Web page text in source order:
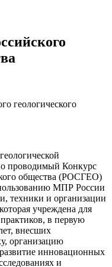
геологического
проводимый Конкурс
общества (РОСГЕО)
МПР России
техники и организации
учреждена для
в первую
внесших
организацию
инновационных
и